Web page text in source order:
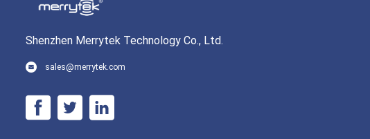
Shenzhen Merrytek Technology Co., Ltd.
sales@merrytek.com